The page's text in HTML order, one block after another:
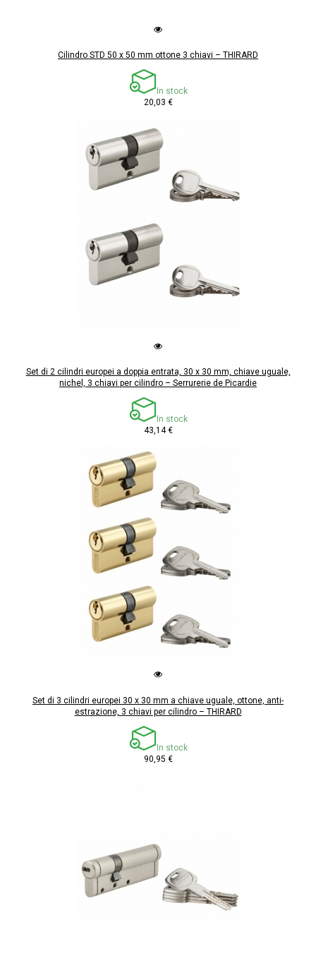
Cilindro STD 50 x 50 mm ottone 3 chiavi – THIRARD
In stock
20,03 €
Set di 2 cilindri europei a doppia entrata, 30 x 30 mm, chiave uguale,
nichel, 3 chiavi per cilindro – Serrurerie de Picardie
In stock
43,14 €
Set di 3 cilindri europei 30 x 30 mm a chiave uguale, ottone, anti-
estrazione, 3 chiavi per cilindro – THIRARD
In stock
90,95 €